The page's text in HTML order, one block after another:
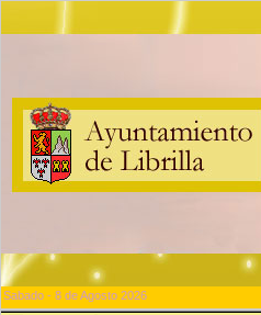
Sabado - 8 de Agosto 2026